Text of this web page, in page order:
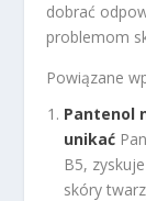
dobrać
problemom
Powiązane
Pantenol
unikać
B5,
skóry